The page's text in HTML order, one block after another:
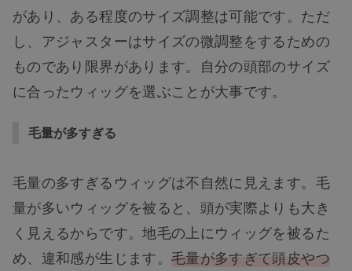
があり、ある程度のサイズ調整は可能です。ただ
し、アジャスターはサイズの微調整をするための
ものであり限界があります。自分の頭部のサイズ
に合ったウィッグを選ぶことが大事です。
毛量が多すぎる
毛量の多すぎるウィッグは不自然に見えます。毛
量が多いウィッグを被ると、頭が実際よりも大き
く見えるからです。地毛の上にウィッグを被るた
め、違和感が生じます。 毛量が多すぎて頭皮やつ